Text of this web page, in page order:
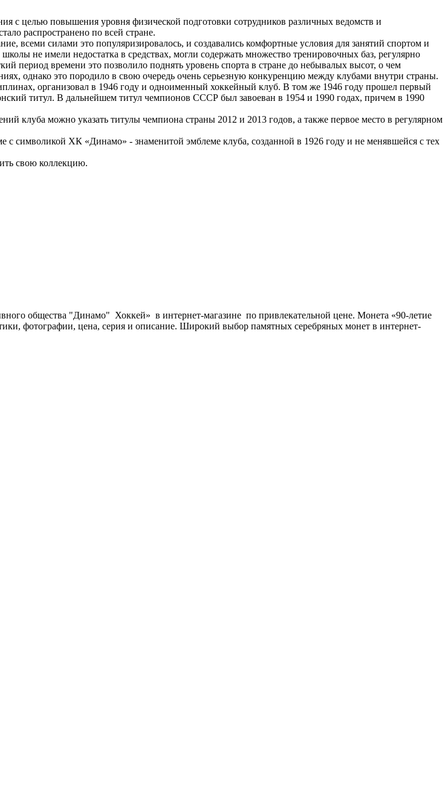
с целью повышения уровня физической подготовки сотрудников различных ведомств и
распространено по всей стране.
всеми силами это популяризировалось, и создавались комфортные условия для занятий спортом и
не имели недостатка в средствах, могли содержать множество тренировочных баз, регулярно
период времени это позволило поднять уровень спорта в стране до небывалых высот, о чем
однако это породило в свою очередь очень серьезную конкуренцию между клубами внутри страны.
организовал в 1946 году и одноименный хоккейный клуб. В том же 1946 году прошел первый
титул. В дальнейшем титул чемпионов СССР был завоеван в 1954 и 1990 годах, причем в 1990
можно указать титулы чемпиона страны 2012 и 2013 годов, а также первое место в регулярном
с символикой ХК «Динамо» - знаменитой эмблеме клуба, созданной в 1926 году и не менявшейся с тех
свою коллекцию.
общества "Динамо" Хоккей» в интернет-магазине по привлекательной цене. Монета «90-летие
фотографии, цена, серия и описание. Широкий выбор памятных серебряных монет в интернет-